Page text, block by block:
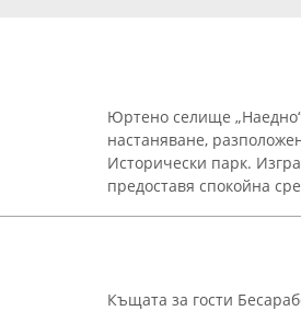
Юртено селище
настаняване,
Исторически парк.
предоставя спокойна
Къщата за гости